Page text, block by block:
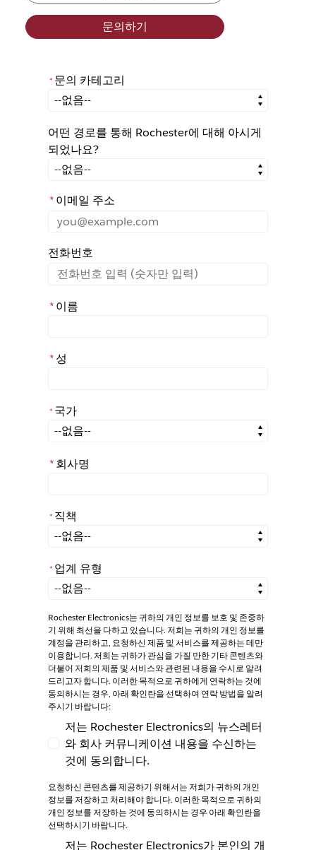
문의하기
* 문의 카테고리
문의 카테고리
어떤 경로를 통해 Rochester에 대해 아시게
되었나요?
어떤 경로를 통해 Rochester에 대해 아시게 되었나요?
*이메일 주소
전화번호
*이름
*성
* 국가
국가
*회사명
* 직책
직책
* 업계 유형
업계 유형
Rochester Electronics는 귀하의 개인 정보를 보호 및 존중하
기 위해 최선을 다하고 있습니다. 저희는 귀하의 개인 정보를
계정을 관리하고, 요청하신 제품 및 서비스를 제공하는 데만
이용합니다. 저희는 귀하가 관심을 가질 만한 기타 콘텐츠와
더불어 저희의 제품 및 서비스와 관련된 내용을 수시로 알려
드리고자 합니다. 이러한 목적으로 귀하에게 연락하는 것에
동의하시는 경우, 아래 확인란을 선택하여 연락 방법을 알려
주시기 바랍니다:
저는 Rochester Electronics의 뉴스레터와 회사
저는 Rochester Electronics의 뉴스레터
와 회사 커뮤니케이션 내용을 수신하는
것에 동의합니다.
요청하신 콘텐츠를 제공하기 위해서는 저희가 귀하의 개인
정보를 저장하고 처리해야 합니다. 이러한 목적으로 귀하의
개인 정보를 저장하는 것에 동의하시는 경우 아래 확인란을
선택하시기 바랍니다.
저는 Rochester Electronics가 본인의 개